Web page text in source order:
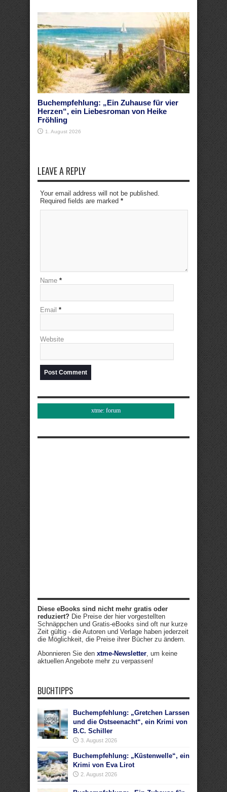
Buchempfehlung: „Ein Zuhause für vier
Herzen“, ein Liebesroman von Heike
Fröhling
1. August 2026
LEAVE A REPLY
Your email address will not be published.
Required fields are marked *
Name *
Email *
Website
xtme: forum
Diese eBooks sind nicht mehr gratis oder
reduziert? Die Preise der hier vorgestellten
Schnäppchen und Gratis-eBooks sind oft nur kurze
Zeit gültig - die Autoren und Verlage haben jederzeit
die Möglichkeit, die Preise ihrer Bücher zu ändern.
Abonnieren Sie den xtme-Newsletter, um keine
aktuellen Angebote mehr zu verpassen!
BUCHTIPPS
Buchempfehlung: „Gretchen Larssen
und die Ostseenacht“, ein Krimi von
B.C. Schiller
3. August 2026
Buchempfehlung: „Küstenwelle“, ein
Krimi von Eva Lirot
2. August 2026